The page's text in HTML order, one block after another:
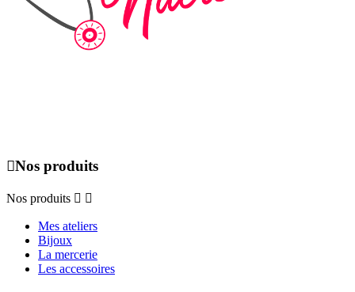
Nos produits
Nos produits  
Mes ateliers
Bijoux
La mercerie
Les accessoires